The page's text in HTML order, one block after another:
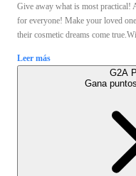
Give away what is most practical!
for everyone! Make your loved
their cosmetic dreams come
Leer más
G2A
Gana